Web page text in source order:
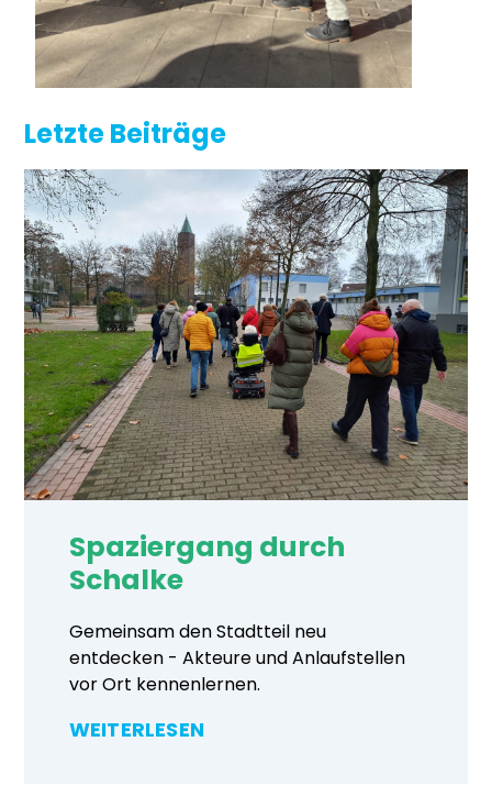
Letzte Beiträge
Spaziergang durch
Schalke
Gemeinsam den Stadtteil neu
entdecken - Akteure und Anlaufstellen
vor Ort kennenlernen.
WEITERLESEN